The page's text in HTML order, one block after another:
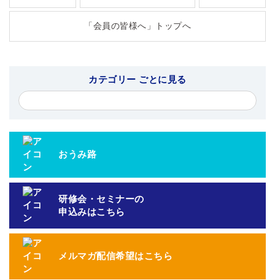
「会員の皆様へ」トップへ
カテゴリー ごとに見る
おうみ路
研修会・セミナーの
申込みはこちら
メルマガ配信希望はこちら